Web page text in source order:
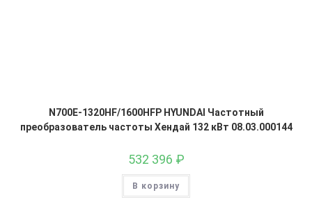
N700E-1320HF/1600HFP HYUNDAI Частотный
преобразователь частоты Хендай 132 кВт 08.03.000144
532 396 ₽
В корзину